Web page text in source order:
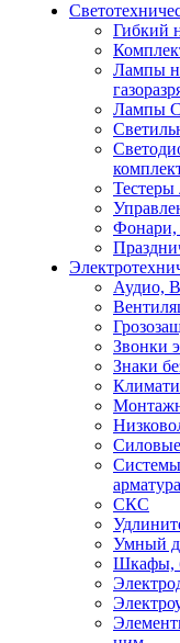
Гибкий
Лампы
Лампы
Тестеры
Фонари,
Аудио,
Звонки
Знаки
арматура
СКС
Умный
Шкафы,